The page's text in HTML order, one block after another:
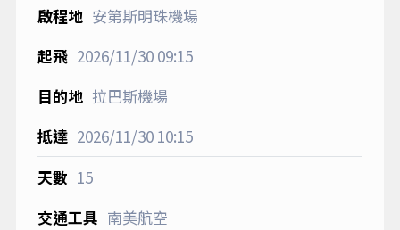
安第斯明珠機場
2026/11/3009:15
拉巴斯機場
2026/11/3010:15
15
南美航空